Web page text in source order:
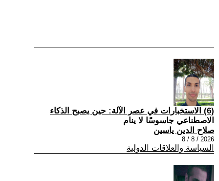
(6) الاستخبارات في عصر الآلة: حين يصبح الذكاء
الاصطناعي جاسوسًا لا ينام
صلاح الدين ياسين
2026 / 8 / 8
السياسة والعلاقات الدولية